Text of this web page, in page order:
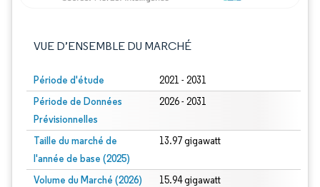
VUE D’ENSEMBLE DU MARCHÉ
Période d'étude 2021 - 2031
Période de Données
Prévisionnelles
2026 - 2031
Taille du marché de
l'année de base (2025)
13.97 gigawatt
Volume du Marché (2026) 15.94 gigawatt